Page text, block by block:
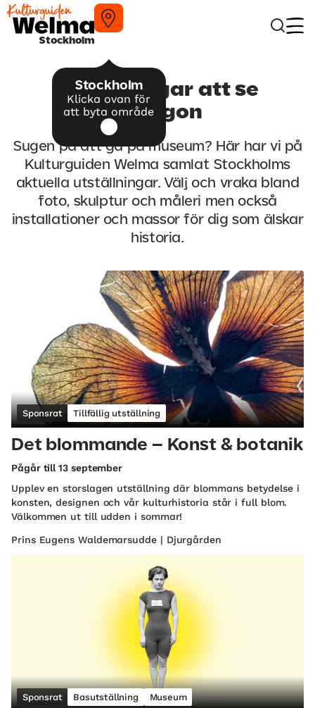
Stockholm
Stockholm
Klicka ovan för
att byta område
Utställningar att se
imorgon
Sugen på att gå på museum? Här har vi på
Kulturguiden Welma samlat Stockholms
aktuella utställningar. Välj och vraka bland
foto, skulptur och måleri men också
installationer och massor för dig som älskar
historia.
Sponsrat Tillfällig utställning
Det blommande – Konst & botanik
Pågår till 13 september
Upplev en storslagen utställning där blommans betydelse i
konsten, designen och vår kulturhistoria står i full blom.
Välkommen ut till udden i sommar!
Prins Eugens Waldemarsudde | Djurgården
Sponsrat Basutställning Museum